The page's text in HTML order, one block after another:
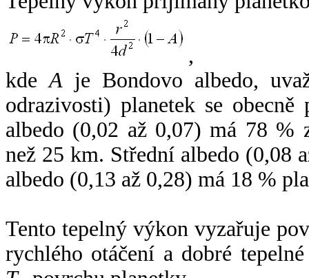
,
kdeA je Bondovo albedo,
odrazivosti) planetek se
albedo (0,02 až 0,07) má 78 %
než 25 km. Střední albedo (0,08
albedo (0,13 až 0,28) má 18 %
Tento tepelný výkon vyzařuje
rychlého otáčení a dobré